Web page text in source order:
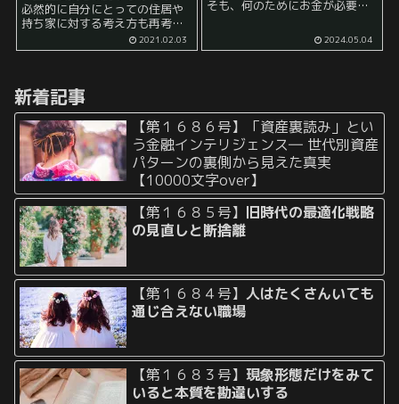
必然的に自分にとっての住居や
持ち家に対する考え方も再考せ
ずにはいられません。 私はまだ
独身なので、居住地については
能性はゼロではないというこ...
2021.02.03
そも、何のためにお金が必要な
を欲しているのか？」 という問
いは時折考えてみる必要がある
2024.05.04
新着記事
【第１６８６号】「資産裏読み」とい
う金融インテリジェンス― 世代別資産
パターンの裏側から見えた真実
【10000文字over】
【第１６８５号】 旧時代の最適化戦略
の見直しと断捨離
【第１６８４号】人はたくさんいても
通じ合えない職場
【第１６８３号】現象形態だけをみて
いると本質を勘違いする